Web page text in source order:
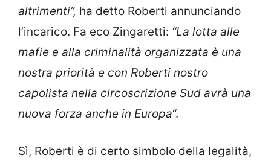
altrimenti”, ha detto Roberti annunciando
l’incarico. Fa eco Zingaretti: “La lotta alle
mafie e alla criminalità organizzata è una
nostra priorità e con Roberti nostro
capolista nella circoscrizione Sud avrà una
nuova forza anche in Europa“.
Sì, Roberti è di certo simbolo della legalità,